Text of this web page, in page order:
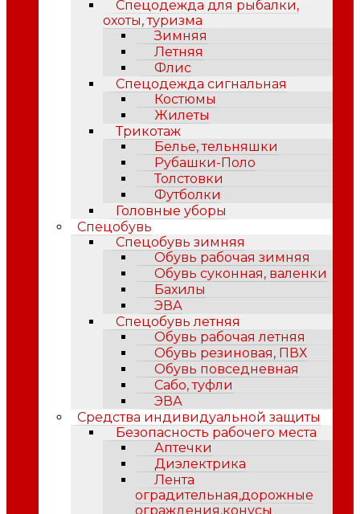
Спецодежда для рыбалки,
охоты, туризма
Зимняя
Летняя
Флис
Спецодежда сигнальная
Костюмы
Жилеты
Трикотаж
Белье, тельняшки
Рубашки-Поло
Толстовки
Футболки
Головные уборы
Спецобувь
Спецобувь зимняя
Обувь рабочая зимняя
Обувь суконная, валенки
Бахилы
ЭВА
Спецобувь летняя
Обувь рабочая летняя
Обувь резиновая, ПВХ
Обувь повседневная
Сабо, туфли
ЭВА
Средства индивидуальной защиты
Безопасность рабочего места
Аптечки
Диэлектрика
Лента
оградительная,дорожные
ограждения,конусы